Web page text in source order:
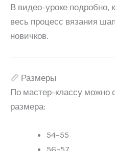
В видео-уроке подробно,
весь процесс вязания
новичков.
📏 Размеры
По мастер-классу можно
размера:
54–55